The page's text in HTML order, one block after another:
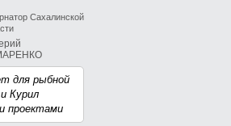
Сахалинской
для рыбной
Курил
проектами